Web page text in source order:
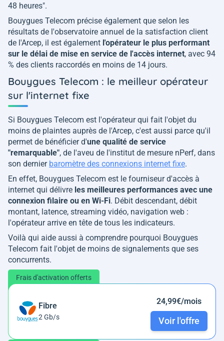
48 heures".
Bouygues Telecom précise également que selon les
résultats de l'observatoire annuel de la satisfaction client
de l'Arcep, il est également l'opérateur le plus performant
sur le délai de mise en service de l'accès internet, avec 94
% des clients raccordés en moins de 14 jours.
Bouygues Telecom : le meilleur opérateur
sur l'internet fixe
Si Bouygues Telecom est l'opérateur qui fait l'objet du
moins de plaintes auprès de l'Arcep, c'est aussi parce qu'il
permet de bénéficier d'une qualité de service
"remarquable", de l'aveu de l'institut de mesure nPerf, dans
son dernier baromètre des connexions internet fixe.
En effet, Bouygues Telecom est le fourniseur d'accès à
internet qui délivre les meilleures performances avec une
connexion filaire ou en Wi-Fi. Débit descendant, débit
montant, latence, streaming vidéo, navigation web :
l'opérateur arrive en tête de tous les indicateurs.
Voilà qui aide aussi à comprendre pourquoi Bouygues
Telecom fait l'objet de moins de signalements que ses
concurrents.
Frais d'activation offerts
Fibre
2 Gb/s
24,99€/mois
Voir l'offre